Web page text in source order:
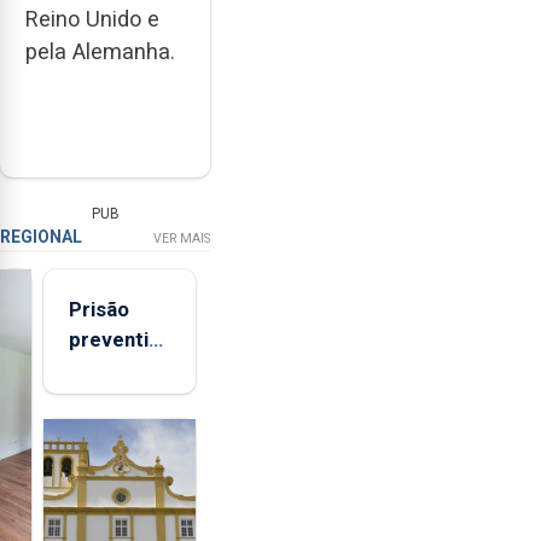
Reino Unido e
pela Alemanha.
PUB
REGIONAL VER MAIS
Prisão
preventiva
suspeito
de coação
e
tentativa
de